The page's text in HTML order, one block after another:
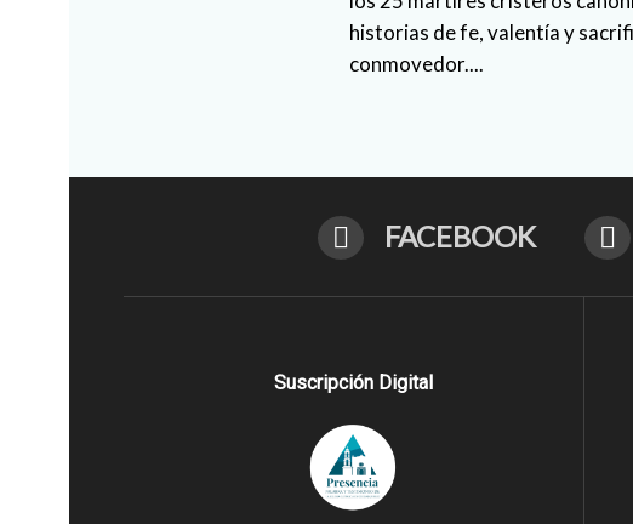
historias de fe, valentía y
conmovedor....
FACEBOOK
Suscripción Digital